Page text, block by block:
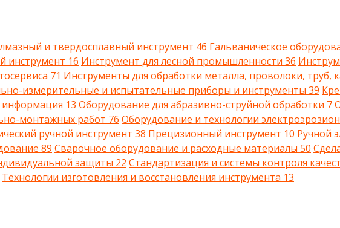
и твердосплавный инструмент 46 Гальваническое
инструмент 16 Инструмент для лесной промышленности 36
71 Инструменты для обработки металла, проволоки, труб,
измерительные и испытательные приборы и инструменты 39
информация 13 Оборудование для абразивно-струйной обработки 7
монтажных работ 76 Оборудование и технологии
ручной инструмент 38 Прецизионный инструмент 10 Ручной
89 Сварочное оборудование и расходные материалы 50
защиты 22 Стандартизация и системы контроля
Технологии изготовления и восстановления инструмента 13